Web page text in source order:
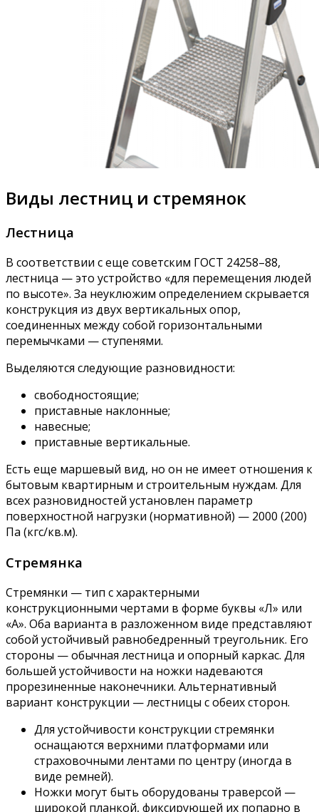
Виды лестниц и стремянок
Лестница
В соответствии с еще советским ГОСТ 24258–88,
лестница — это устройство «для перемещения людей
по высоте». За неуклюжим определением скрывается
конструкция из двух вертикальных опор,
соединенных между собой горизонтальными
перемычками — ступенями.
Выделяются следующие разновидности:
свободностоящие;
приставные наклонные;
навесные;
приставные вертикальные.
Есть еще маршевый вид, но он не имеет отношения к
бытовым квартирным и строительным нуждам. Для
всех разновидностей установлен параметр
поверхностной нагрузки (нормативной) — 2000 (200)
Па (кгс/кв.м).
Стремянка
Стремянки — тип с характерными
конструкционными чертами в форме буквы «Л» или
«А». Оба варианта в разложенном виде представляют
собой устойчивый равнобедренный треугольник. Его
стороны — обычная лестница и опорный каркас. Для
большей устойчивости на ножки надеваются
прорезиненные наконечники. Альтернативный
вариант конструкции — лестницы с обеих сторон.
Для устойчивости конструкции стремянки
оснащаются верхними платформами или
страховочными лентами по центру (иногда в
виде ремней).
Ножки могут быть оборудованы траверсой —
широкой планкой, фиксирующей их попарно в